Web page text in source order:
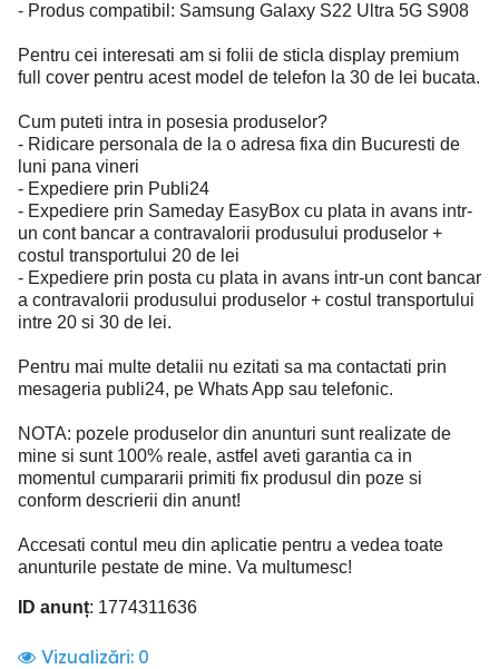
- Produs compatibil: Samsung Galaxy S22 Ultra 5G S908
Pentru cei interesati am si folii de sticla display premium
full cover pentru acest model de telefon la 30 de lei bucata.
Cum puteti intra in posesia produselor?
- Ridicare personala de la o adresa fixa din Bucuresti de
luni pana vineri
- Expediere prin Publi24
- Expediere prin Sameday EasyBox cu plata in avans intr-
un cont bancar a contravalorii produsului produselor +
costul transportului 20 de lei
- Expediere prin posta cu plata in avans intr-un cont bancar
a contravalorii produsului produselor + costul transportului
intre 20 si 30 de lei.
Pentru mai multe detalii nu ezitati sa ma contactati prin
mesageria publi24, pe Whats App sau telefonic.
NOTA: pozele produselor din anunturi sunt realizate de
mine si sunt 100% reale, astfel aveti garantia ca in
momentul cumpararii primiti fix produsul din poze si
conform descrierii din anunt!
Accesati contul meu din aplicatie pentru a vedea toate
anunturile pestate de mine. Va multumesc!
ID anunț: 1774311636
Vizualizări: 0